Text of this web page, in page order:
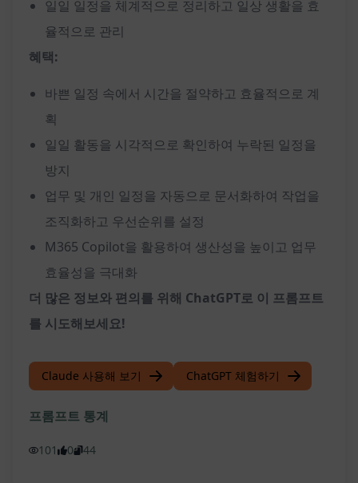
일일 일정을 체계적으로 정리하고 일상 생활을 효
율적으로 관리
혜택:
바쁜 일정 속에서 시간을 절약하고 효율적으로 계
획
일일 활동을 시각적으로 확인하여 누락된 일정을
방지
업무 및 개인 일정을 자동으로 문서화하여 작업을
조직화하고 우선순위를 설정
M365 Copilot을 활용하여 생산성을 높이고 업무
효율성을 극대화
더 많은 정보와 편의를 위해 ChatGPT로 이 프롬프트
를 시도해보세요!
Claude 사용해 보기 ChatGPT 체험하기
프롬프트 통계
101 0 44